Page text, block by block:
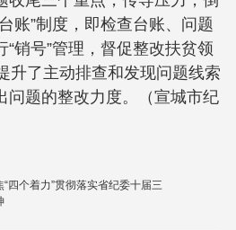
账”制度，即检查台账、问题
销号”管理，督促整改扶贫领
升了主动排查和发现问题线索
问题的整改力度。（宣城市纪
“四个着力”贯彻落实省纪委十届三